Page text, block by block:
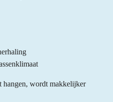
hangen, wordt makkelijker